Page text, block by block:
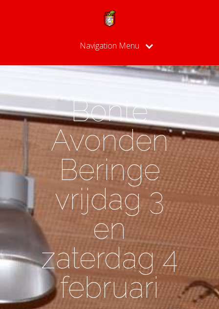
Navigation Menu
Bonte
Avonden
Beringe
vrijdag 3
en
zaterdag 4
februari